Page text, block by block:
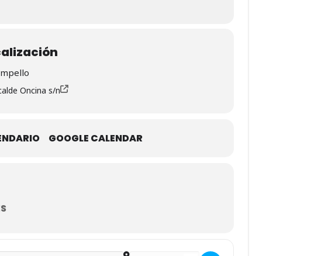
Oncina s/n
GOOGLE CALENDAR